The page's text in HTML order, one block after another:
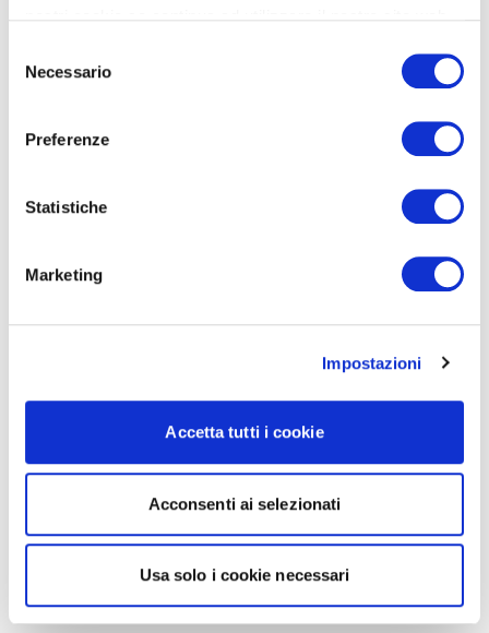
delNecessario
Preferenze
Statistiche
Marketing
Impostazioni
Accetta tutti i cookie
Acconsenti ai selezionati
Usa solo i cookie necessari